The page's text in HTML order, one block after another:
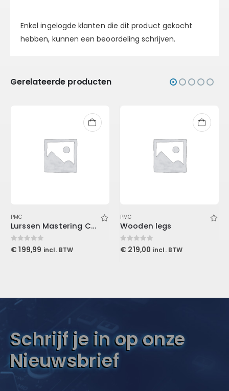
Enkel ingelogde klanten die dit product gekocht
hebben, kunnen een beoordeling schrijven.
Gerelateerde producten
PMC
Lurssen Mastering Console (Download)
0out of 5
€ 199,99 incl. BTW
PMC
Wooden legs
0out of 5
€ 219,00 incl. BTW
Schrijf je in op onze
Nieuwsbrief